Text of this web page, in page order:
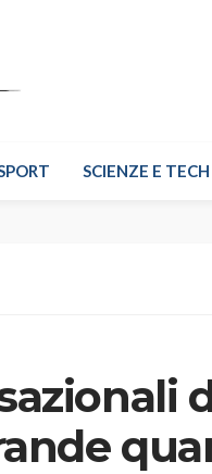
SCIENZE E TECH